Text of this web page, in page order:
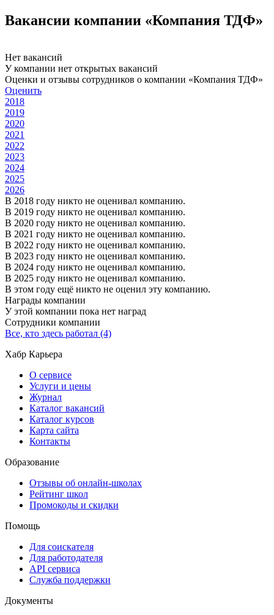
Вакансии компании «Компания ТДФ»
Нет вакансий
У компании нет открытых вакансий
Оценки и отзывы сотрудников о компании «Компания ТДФ»
Оценить
2018
2019
2020
2021
2022
2023
2024
2025
2026
В 2018 году никто не оценивал компанию.
В 2019 году никто не оценивал компанию.
В 2020 году никто не оценивал компанию.
В 2021 году никто не оценивал компанию.
В 2022 году никто не оценивал компанию.
В 2023 году никто не оценивал компанию.
В 2024 году никто не оценивал компанию.
В 2025 году никто не оценивал компанию.
В этом году ещё никто не оценил эту компанию.
Награды компании
У этой компании пока нет наград
Сотрудники компании
Все, кто здесь работал (4)
Хабр Карьера
О сервисе
Услуги и цены
Журнал
Каталог вакансий
Каталог курсов
Карта сайта
Контакты
Образование
Отзывы об онлайн-школах
Рейтинг школ
Промокоды и скидки
Помощь
Для соискателя
Для работодателя
API сервиса
Служба поддержки
Документы